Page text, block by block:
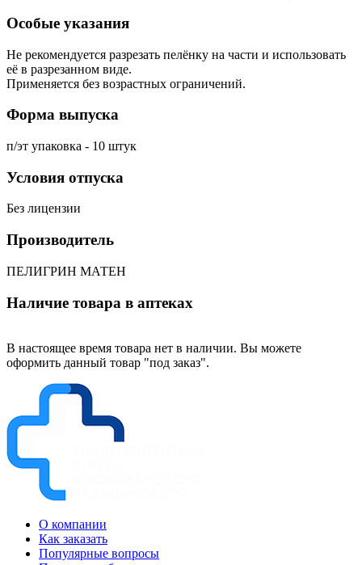
Особые указания
Не рекомендуется разрезать пелёнку на части и использовать
её в разрезанном виде.
Применяется без возрастных ограничений.
Форма выпуска
п/эт упаковка - 10 штук
Условия отпуска
Без лицензии
Производитель
ПЕЛИГРИН МАТЕН
Наличие товара в аптеках
В настоящее время товара нет в наличии. Вы можете
оформить данный товар "под заказ".
О компании
Как заказать
Популярные вопросы